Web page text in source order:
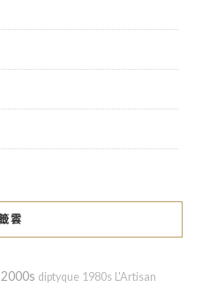
雲
2000s diptyque 1980s L'Artisan